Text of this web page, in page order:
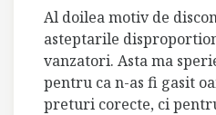
Al doilea motiv de
asteptarile
vanzatori. Asta ma
pentru ca n-as fi gasit
preturi corecte, ci